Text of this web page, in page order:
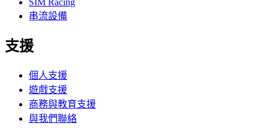
SIM Racing
串流設備
支援
個人支援
遊戲支援
商務與教育支援
與我們聯絡